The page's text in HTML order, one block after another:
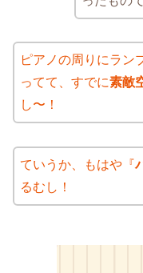
ピアノの周りにラン
ってて、すでに素敵
し〜！
ていうか、もはや『
るむし！